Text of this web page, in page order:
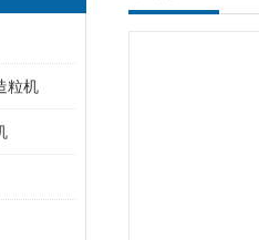
粒机